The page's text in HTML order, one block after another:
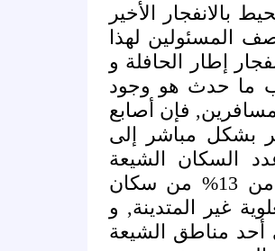
بالانفجار الأخير
المسئولين لهذا
إطار الحافلة و
ما حدث هو وجود
فإن أصابع
بشكل مباشر إلى
السكان الشيعة
قليل جدا, و يشكل ما يقرب من 13% من سكان
غير المتدينة, و
مناطق الشيعة